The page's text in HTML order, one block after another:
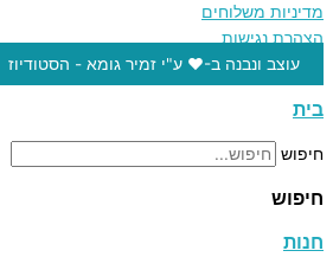
מדיניות משלוחים
הצהרת נגישות
עוצב ונבנה ב-♥︎ ע"י זמיר גומא - הסטודיוז
בית
חיפוש
חיפוש
חנות